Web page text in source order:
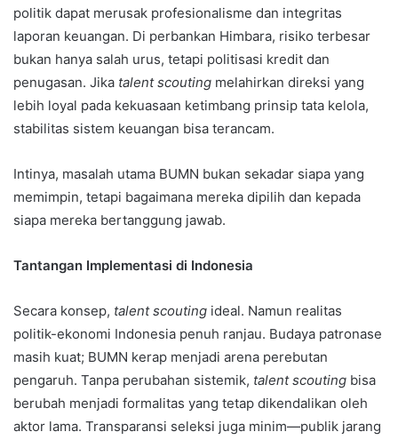
politik dapat merusak profesionalisme dan integritas
laporan keuangan. Di perbankan Himbara, risiko terbesar
bukan hanya salah urus, tetapi politisasi kredit dan
penugasan. Jika talent scouting melahirkan direksi yang
lebih loyal pada kekuasaan ketimbang prinsip tata kelola,
stabilitas sistem keuangan bisa terancam.
Intinya, masalah utama BUMN bukan sekadar siapa yang
memimpin, tetapi bagaimana mereka dipilih dan kepada
siapa mereka bertanggung jawab.
Tantangan Implementasi di Indonesia
Secara konsep, talent scouting ideal. Namun realitas
politik-ekonomi Indonesia penuh ranjau. Budaya patronase
masih kuat; BUMN kerap menjadi arena perebutan
pengaruh. Tanpa perubahan sistemik, talent scouting bisa
berubah menjadi formalitas yang tetap dikendalikan oleh
aktor lama. Transparansi seleksi juga minim—publik jarang